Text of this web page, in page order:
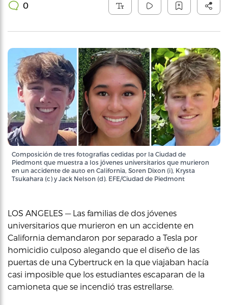
0
Composición de tres fotografías cedidas por la Ciudad de
Piedmont que muestra a los jóvenes universitarios que murieron
en un accidente de auto en California, Soren Dixon (i), Krysta
Tsukahara (c) y Jack Nelson (d). EFE/Ciudad de Piedmont
LOS ANGELES — Las familias de dos jóvenes
universitarios que murieron en un accidente en
California demandaron por separado a Tesla por
homicidio culposo alegando que el diseño de las
puertas de una Cybertruck en la que viajaban hacía
casi imposible que los estudiantes escaparan de la
camioneta que se incendió tras estrellarse.